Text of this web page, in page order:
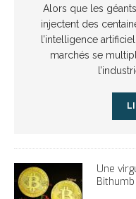
Alors que les
injectent des
l’intelligence
marchés se
Une
Bithumb